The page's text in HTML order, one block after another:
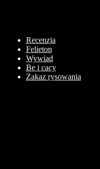
Recenzja
Felieton
Wywiad
Be i cacy
Zakaz rysowania